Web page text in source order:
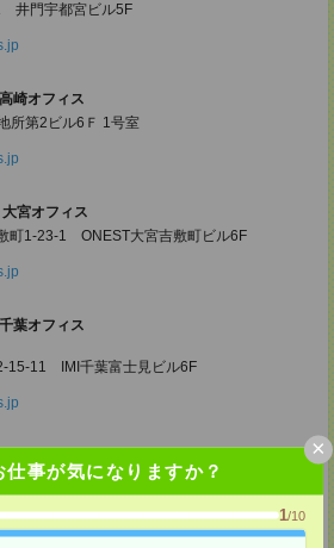
仕事が気になりますか？
1/10
×
井門宇都宮ビル5F
崎オフィス
所第2ビル6Ｆ 1号室
宮オフィス
町1-23-1 ONEST大宮吉敷町ビル6F
葉オフィス
15-11 IMI千葉富士見ビル6F
関口ビル7F 705号室